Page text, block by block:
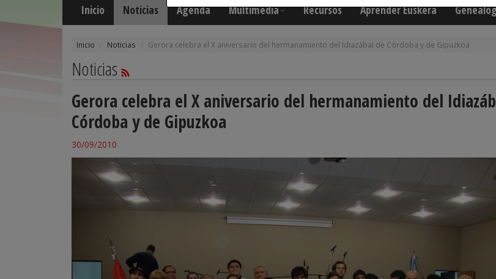
Inicio Noticias Agenda Multimedia Recursos Aprender Euskera
Inicio Noticias Gerora celebra el X aniversario del hermanamiento del Idiazábal de Córdoba y de Gipuzkoa
Noticias
Gerora celebra el X aniversario del hermanamiento del
Córdoba y de Gipuzkoa
30/09/2010